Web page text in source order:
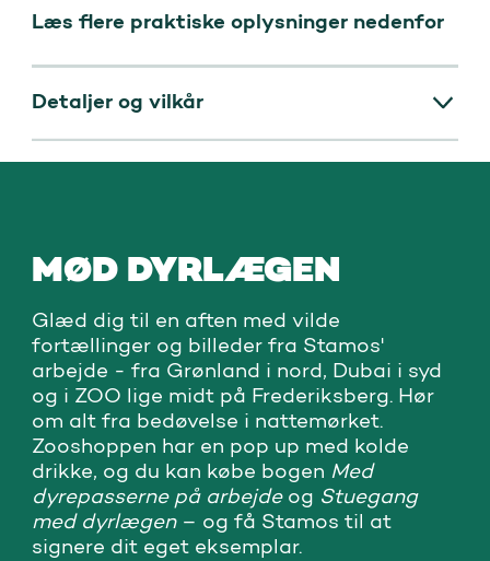
Læs flere praktiske oplysninger nedenfor
Detaljer og vilkår
MØD DYRLÆGEN
Glæd dig til en aften med vilde
fortællinger og billeder fra Stamos'
arbejde - fra Grønland i nord, Dubai i syd
og i ZOO lige midt på Frederiksberg. Hør
om alt fra bedøvelse i nattemørket.
Zooshoppen har en pop up med kolde
drikke, og du kan købe bogen Med
dyrepasserne på arbejdeog Stuegang
med dyrlægen – og få Stamos til at
signere dit eget eksemplar.